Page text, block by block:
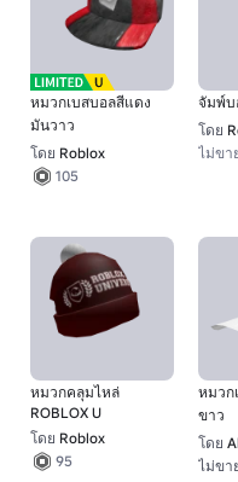
หมวกเบสบอลสีแดง
มันวาว
โดย Roblox
105
จัมพ์บ
โดย
ไม่ขา
หมวกคลุมไหล่
ROBLOX U
โดย Roblox
95
หมวก
ขาว
โดย
ไม่ขา